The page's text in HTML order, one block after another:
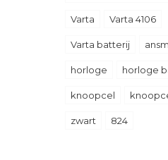
Varta Varta 4106
Varta batterij
horloge horloge
knoopcel
zwart 824